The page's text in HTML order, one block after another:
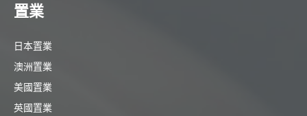
置業
日本置業
澳洲置業
美國置業
英國置業